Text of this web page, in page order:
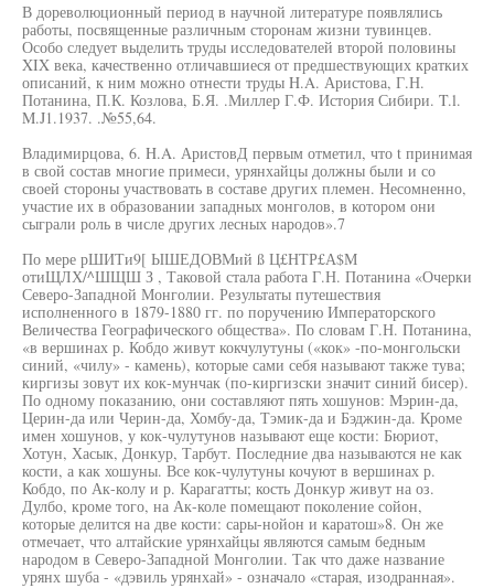
В дореволюционный период в научной литературе появлялись
работы, посвященные различным сторонам жизни тувинцев.
Особо следует выделить труды исследователей второй половины
XIX века, качественно отличавшиеся от предшествующих кратких
описаний, к ним можно отнести труды H.A. Аристова, Г.Н.
Потанина, П.К. Козлова, Б.Я. .Миллер Г.Ф. История Сибири. T.l.
M.J1.1937. .№55,64.
Владимирцова, 6. H.A. АристовД первым отметил, что t принимая
в свой состав многие примеси, урянхайцы должны были и со
своей стороны участвовать в составе других племен. Несомненно,
участие их в образовании западных монголов, в котором они
сыграли роль в числе других лесных народов».7
По мере рШИТи9[ ЫШЕДОВМий ß Ц£НТР£А$М
отиЩЛХ/^ШЩШ З , Таковой стала работа Г.Н. Потанина «Очерки
Северо-Западной Монголии. Результаты путешествия
исполненного в 1879-1880 гг. по поручению Императорского
Величества Географического общества». По словам Г.Н. Потанина,
«в вершинах р. Кобдо живут кокчулутуны («кок» -по-монгольски
синий, «чилу» - камень), которые сами себя называют также тува;
киргизы зовут их кок-мунчак (по-киргизски значит синий бисер).
По одному показанию, они составляют пять хошунов: Мэрин-да,
Церин-да или Черин-да, Хомбу-да, Тэмик-да и Бэджин-да. Кроме
имен хошунов, у кок-чулутунов называют еще кости: Бюриот,
Хотун, Хасык, Донкур, Тарбут. Последние два называются не как
кости, а как хошуны. Все кок-чулутуны кочуют в вершинах р.
Кобдо, по Ак-колу и р. Карагатты; кость Донкур живут на оз.
Дулбо, кроме того, на Ак-коле помещают поколение сойон,
которые делится на две кости: сары-нойон и каратош»8. Он же
отмечает, что алтайские урянхайцы являются самым бедным
народом в Северо-Западной Монголии. Так что даже название
урянх шуба - «дэвиль урянхай» - означало «старая, изодранная».